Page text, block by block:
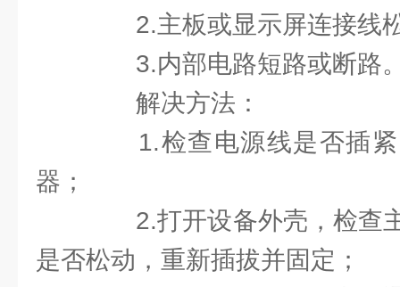
2.主板或显示屏连接线
3.内部电路短路或断路
解决方法：
1.检查电源线是否插紧
器；
2.打开设备外壳，检查
是否松动，重新插拔并固定；